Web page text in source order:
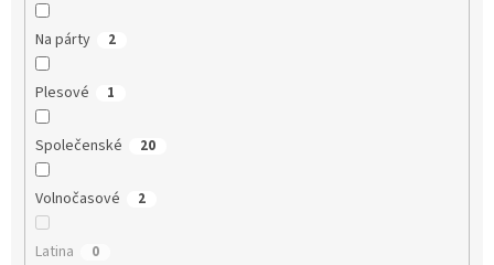
Na párty 2
Plesové 1
Společenské 20
Volnočasové 2
Latina 0